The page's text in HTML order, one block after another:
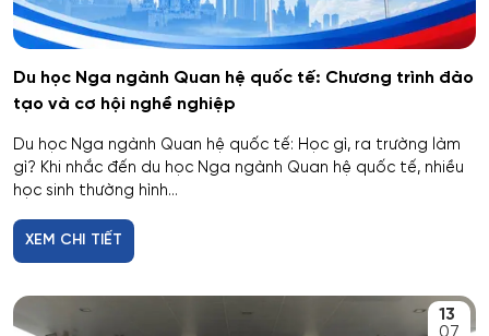
Du học Nga ngành Quan hệ quốc tế: Chương trình đào
tạo và cơ hội nghề nghiệp
Du học Nga ngành Quan hệ quốc tế: Học gì, ra trường làm
gì? Khi nhắc đến du học Nga ngành Quan hệ quốc tế, nhiều
học sinh thường hình...
XEM CHI TIẾT
13
07